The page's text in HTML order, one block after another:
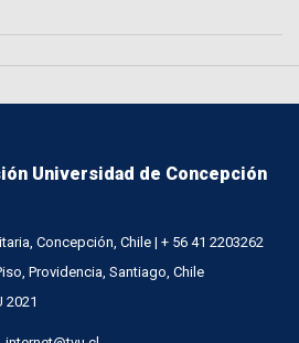
Universidad de Concepción
Concepción, Chile | + 56 41 2203262
Providencia, Santiago, Chile
2021